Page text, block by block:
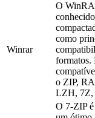
Winrar
O
como
formatos.
o ZIP,
LZH, 7Z,
O 7-ZIP